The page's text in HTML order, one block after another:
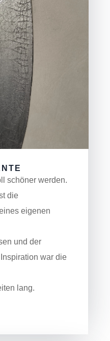
schöner werden.
die
eigenen
und der
war die
lang.